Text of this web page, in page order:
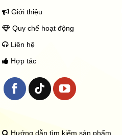
Giới thiệu
Quy chế hoạt động
Liên hệ
Hợp tác
Hướng dẫn tìm kiếm sản phẩm